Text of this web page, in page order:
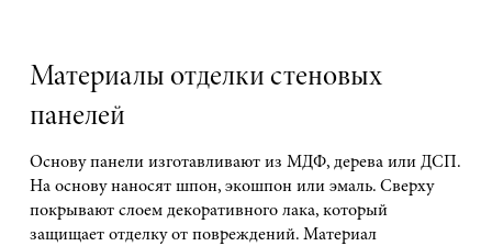
Материалы отделки стеновых
панелей
Основу панели изготавливают из МДФ, дерева или ДСП.
На основу наносят шпон, экошпон или эмаль. Сверху
покрывают слоем декоративного лака, который
защищает отделку от повреждений. Материал